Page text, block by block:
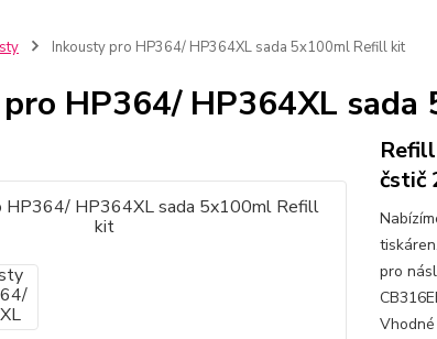
Inkousty pro HP364/ HP364XL sada 5x100ml Refill kit
HP364/ HP364XL
čstič
pro